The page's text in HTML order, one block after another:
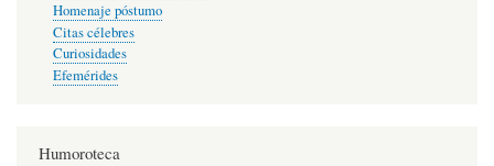
Homenaje póstumo
Citas célebres
Curiosidades
Efemérides
Humoroteca